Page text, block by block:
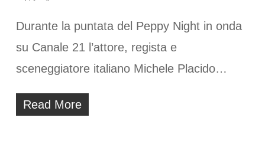
Durante la puntata del Peppy Night in onda
su Canale 21 l’attore, regista e
sceneggiatore italiano Michele Placido…
Read More